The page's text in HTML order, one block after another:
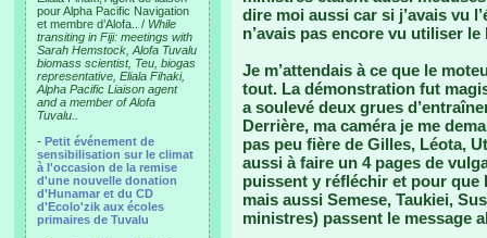
pour Alpha Pacific Navigation
et membre d’Alofa.. / While
transiting in Fiji: meetings with
Sarah Hemstock, Alofa Tuvalu
biomass scientist, Teu, biogas
representative, Eliala Fihaki,
Alpha Pacific Liaison agent
and a member of Alofa
Tuvalu..
- Petit événement de
sensibilisation sur le climat
à l'occasion de la remise
d'une nouvelle donation
d'Hunamar et du CD
d'Ecolo'zik aux écoles
primaires de Tuvalu
dire moi aussi car si j’avais vu
n’avais pas encore vu utiliser le
Je m’attendais à ce que le
tout. La démonstration fut
a soulevé deux grues
Derrière, ma caméra je me
pas peu fière de Gilles, Léota,
aussi à faire un 4 pages de
puissent y réfléchir et pour que
mais aussi Semese, Taukiei,
ministres) passent le message